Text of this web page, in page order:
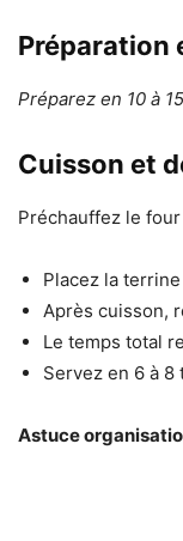
Préparation
Préparez en 10 à
Cuisson et
Préchauffez le
Placez la
Après cuisson,
Le temps total
Servez en 6 à
Astuce